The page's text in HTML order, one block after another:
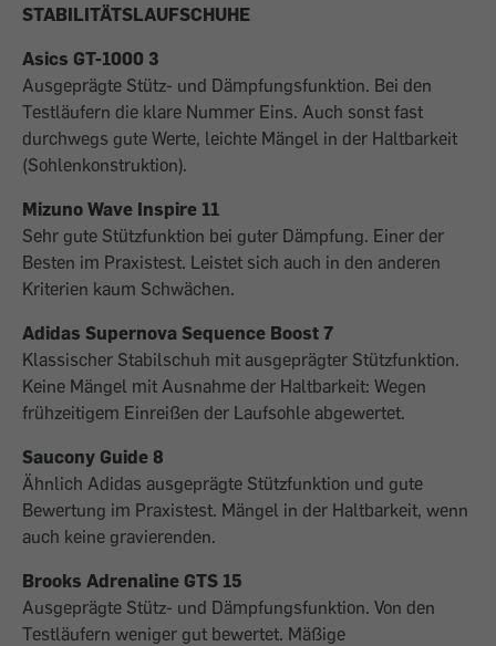
STABILITÄTSLAUFSCHUHE
Asics GT-1000 3
Ausgeprägte Stütz- und Dämpfungsfunktion. Bei den
Testläufern die klare Nummer Eins. Auch sonst fast
durchwegs gute Werte, leichte Mängel in der Haltbarkeit
(Sohlen­kons­truk­tion).
Mizuno Wave Inspire 11
Sehr gute Stützfunktion bei guter Dämpfung. Einer der
Besten im Praxistest. Leistet sich auch in den anderen
Krite­rien kaum Schwächen.
Adidas Supernova Sequence Boost 7
Klassischer Stabilschuh mit ausgeprägter Stützfunktion.
Keine Mängel mit Ausnahme der Haltbarkeit: Wegen
frühzeitigem Einreißen der Laufsohle abgewertet.
Saucony Guide 8
Ähnlich Adidas ausgeprägte Stützfunktion und gute
Bewertung im Praxistest. Mängel in der Haltbarkeit, wenn
auch keine gravierenden.
Brooks Adrenaline GTS 15
Ausgeprägte Stütz- und Dämpfungsfunktion. Von den
Testläufern weniger gut bewertet. Mäßige